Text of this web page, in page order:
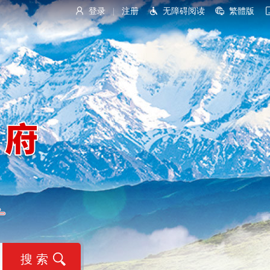
登录 注册 无障碍阅读 繁體版